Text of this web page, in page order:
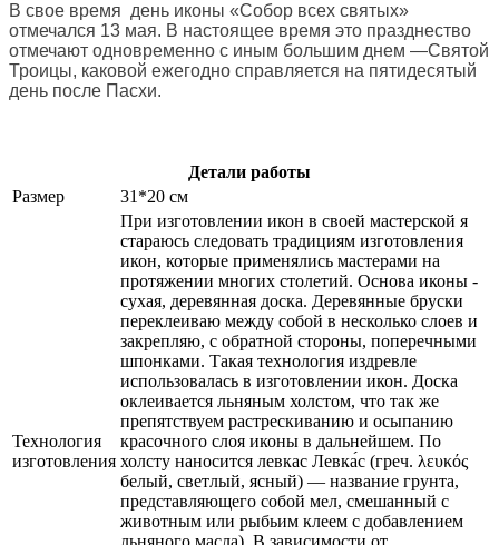
В свое время день иконы «Собор всех святых»
отмечался 13 мая. В настоящее время это празднество
отмечают одновременно с иным большим днем —Святой
Троицы, каковой ежегодно справляется на пятидесятый
день после Пасхи.
Детали работы
Размер
31*20 см
Технология
изготовления
При изготовлении икон в своей мастерской я
стараюсь следовать традициям изготовления
икон, которые применялись мастерами на
протяжении многих столетий. Основа иконы -
сухая, деревянная доска. Деревянные бруски
переклеиваю между собой в несколько слоев и
закрепляю, с обратной стороны, поперечными
шпонками. Такая технология издревле
использовалась в изготовлении икон. Доска
оклеивается льняным холстом, что так же
препятствуем растрескиванию и осыпанию
красочного слоя иконы в дальнейшем. По
холсту наносится левкас Левка́с (греч. λευκός
белый, светлый, ясный) — название грунта,
представляющего собой мел, смешанный с
животным или рыбьим клеем с добавлением